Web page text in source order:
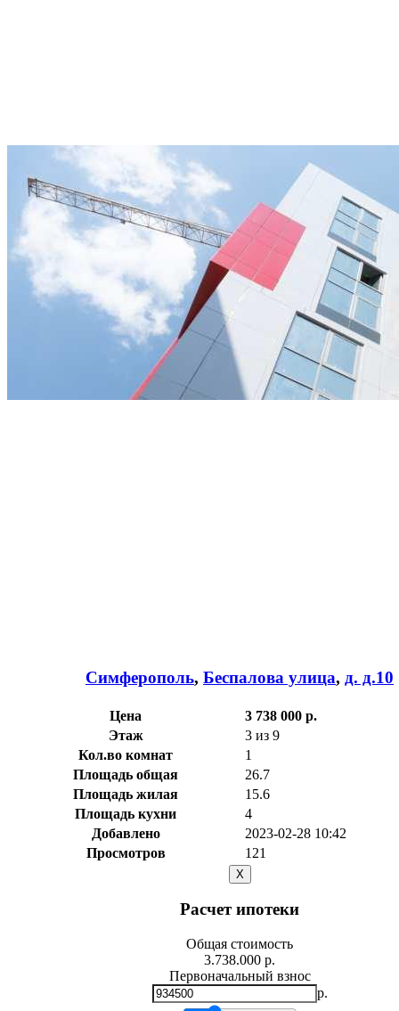
Симферополь, Беспалова улица, д. д.10
Цена
3 738 000 р.
Этаж
3 из 9
Кол.во комнат
1
Площадь общая
26.7
Площадь жилая
15.6
Площадь кухни
4
Добавлено
2023-02-28 10:42
Просмотров
121
X
Расчет ипотеки
Общая стоимость
3.738.000 р.
Первоначальный взнос
р.